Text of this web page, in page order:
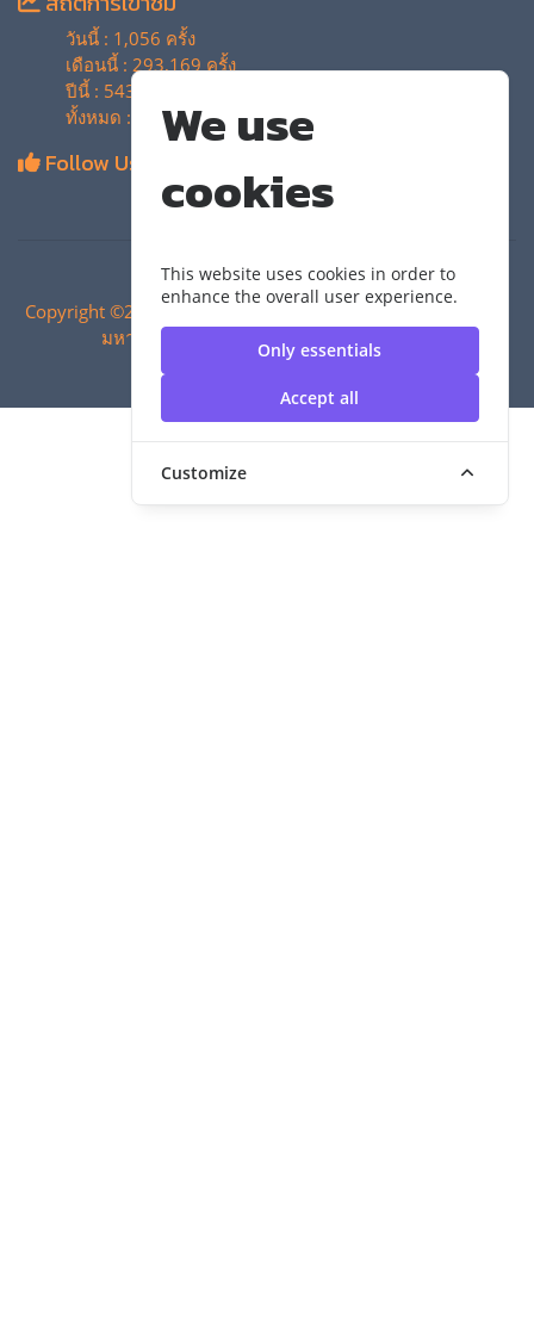
We use
cookies
This website uses cookies in order to
enhance the overall user experience.
Only essentials
Accept all
Customize
วันนี้ : 1,056 ครั้ง
เดือนนี้ : 293,169 ครั้ง
ปีนี้ : 543,345 ครั้ง
ทั้งหมด : 4,134,295 ครั้ง
Follow Us
Copyright ©2024 สำนักวิทยบริการและเทคโนโลยีสารสนเทศ |
มหาวิทยาลัยเทคโนโลยีราชมงคลสุวรรณภูมิ